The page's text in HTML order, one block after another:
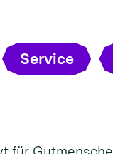
Service